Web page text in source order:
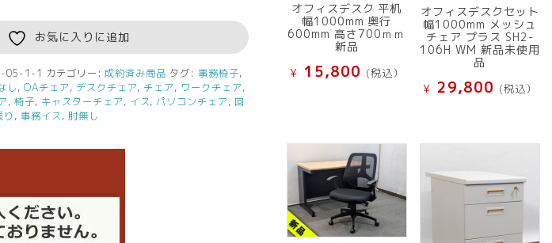
お気に入りに追加
05-1-1 カテゴリー:成約済み商品 タグ: 事務椅子,
し, OAチェア, デスクチェア, チェア, ワークチェア,
,椅子, キャスターチェア, イス,パソコンチェア, 回
り , 事務イス, 肘無し
オフィスデスク 平机
幅1000mm 奥行
600mm 高さ700ｍｍ
新品
¥ 15,800 (税込）
オフィスデスクセット
幅1000mm メッシュ
チェア プラス SH2-
106H WM 新品未使用
品
¥ 29,800 (税込）